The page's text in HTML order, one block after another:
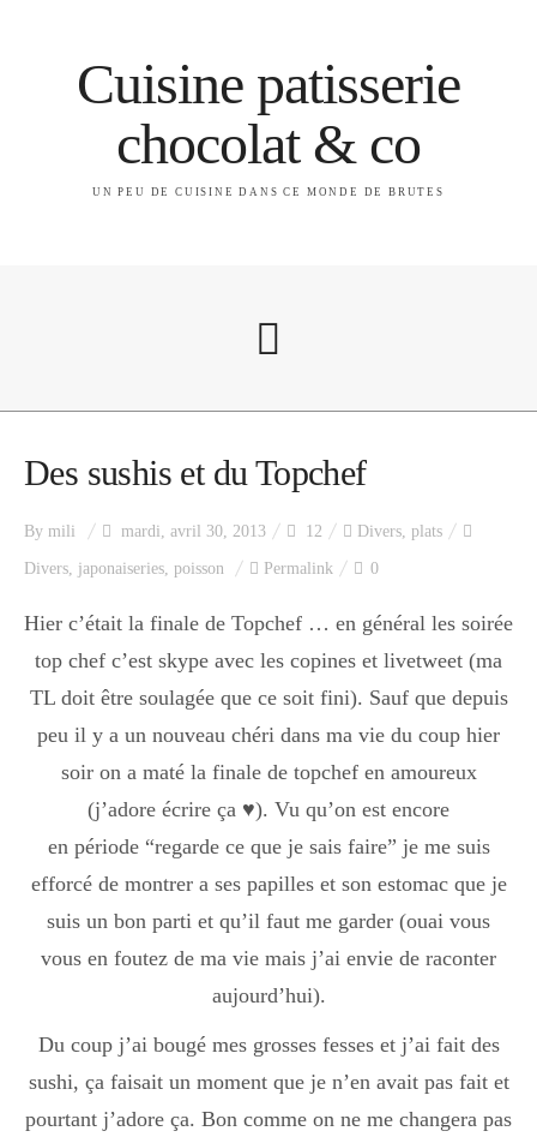
Cuisine patisserie
chocolat & co
UN PEU DE CUISINE DANS CE MONDE DE BRUTES
A propos
Index des recettes
Catégories
Apéro
Entrée
plats
Dessert
Boisson chaudes
Des sushis et du Topchef
By mili mardi, avril 30, 2013 12 Divers, plats
Divers, japonaiseries, poisson Permalink 0
Hier c’était la finale de Topchef … en général les soirée
top chef c’est skype avec les copines et livetweet (ma
TL doit être soulagée que ce soit fini). Sauf que depuis
peu il y a un nouveau chéri dans ma vie du coup hier
soir on a maté la finale de topchef en amoureux
(j’adore écrire ça ♥). Vu qu’on est encore
en période “regarde ce que je sais faire” je me suis
efforcé de montrer a ses papilles et son estomac que je
suis un bon parti et qu’il faut me garder (ouai vous
vous en foutez de ma vie mais j’ai envie de raconter
aujourd’hui).
Du coup j’ai bougé mes grosses fesses et j’ai fait des
sushi, ça faisait un moment que je n’en avait pas fait et
pourtant j’adore ça. Bon comme on ne me changera pas